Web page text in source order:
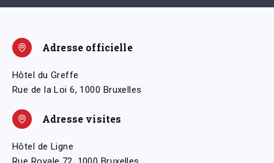
Adresse officielle
Hôtel du Greffe
Rue de la Loi 6, 1000 Bruxelles
Adresse visites
Hôtel de Ligne